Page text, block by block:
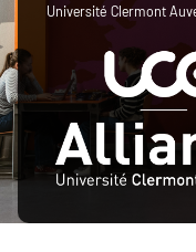
Université Clermont